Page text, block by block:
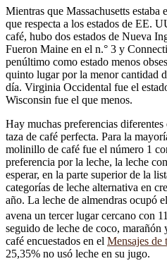
Mientras que Massachusetts estaba
que respecta a los estados de EE.
café, hubo dos estados de Nueva
Fueron Maine en el n.° 3 y
penúltimo como estado menos
quinto lugar por la menor cantidad
día. Virginia Occidental fue el
Wisconsin fue el que menos.
Hay muchas preferencias diferentes
taza de café perfecta. Para la
molinillo de café fue el número 1
preferencia por la leche, la leche
esperar, en la parte superior de la
categorías de leche alternativa en
año. La leche de almendras ocupó
avena un tercer lugar cercano con
seguido de leche de coco, marañón
café encuestados en el Mensajes de
25,35% no usó leche en su jugo.